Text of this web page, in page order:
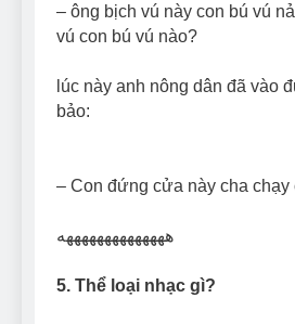
– ông bịch vú này con bú vú
vú con bú vú nào?
lúc này anh nông dân đã vào
bảo:
– Con đứng cửa này cha
ههههههههههههههه
5. Thể loại nhạc gì?